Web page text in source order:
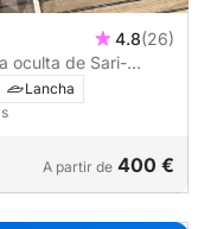
4.8(26)
oculta de Sari-
Lancha
A partir de 400 €